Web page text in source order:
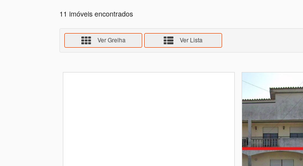
11 imóveis encontrados
Ver Grelha Ver Lista